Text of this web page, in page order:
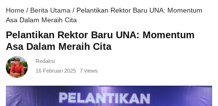
Home / Berita Utama / Pelantikan Rektor Baru UNA: Momentum
Asa Dalam Meraih Cita
Pelantikan Rektor Baru UNA: Momentum
Asa Dalam Meraih Cita
Redaksi
16 Februari 2025
7 views